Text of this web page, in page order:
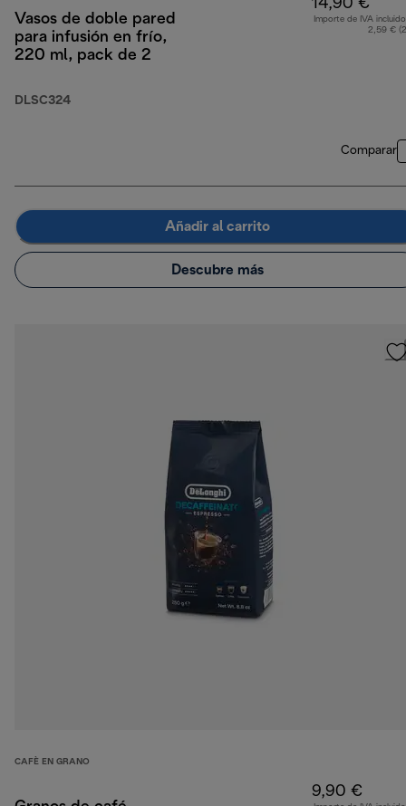
Vasos de doble pared
para infusión en frío,
220 ml, pack de 2
DLSC324
14,90 €
Importe de IVA
2,59 €
Comparar
Añadir al carrito
Descubre más
CAFÈ EN GRANO
9,90 €